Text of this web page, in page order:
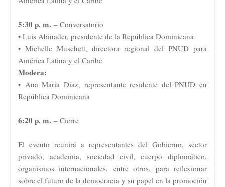
5:30 p. m. – Conversatorio
• Luis Abinader, presidente de la República Dominicana
• Michelle Muschett, directora regional del PNUD para
América Latina y el Caribe
Modera:
• Ana María Díaz, representante residente del PNUD en
República Dominicana
6:20 p. m. – Cierre
El evento reunirá a representantes del Gobierno, sector
privado, academia, sociedad civil, cuerpo diplomático,
organismos internacionales, entre otros, para reflexionar
sobre el futuro de la democracia y su papel en la promoción